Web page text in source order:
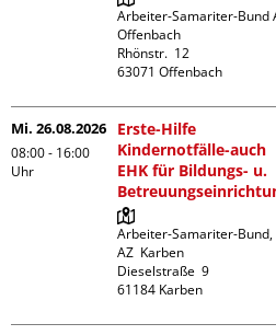
Arbeiter-Samariter-Bund
Offenbach
Rhönstr.  12
Mi. 26.08.2026
08:00 - 16:00
Uhr
Erste-Hilfe
Kindernotfälle-auch
EHK für Bildungs- u.
Arbeiter-Samariter-Bund,
AZ  Karben
Dieselstraße  9